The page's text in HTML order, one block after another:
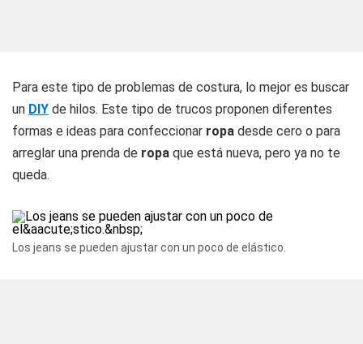
Para este tipo de problemas de costura, lo mejor es buscar
un DIY de hilos. Este tipo de trucos proponen diferentes
formas e ideas para confeccionar ropa desde cero o para
arreglar una prenda de ropa que está nueva, pero ya no te
queda.
Los jeans se pueden ajustar con un poco de elástico.